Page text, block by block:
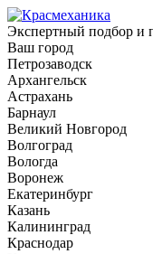
Экспертный подбор и
Ваш город
Петрозаводск
Архангельск
Астрахань
Барнаул
Великий Новгород
Волгоград
Вологда
Воронеж
Екатеринбург
Казань
Калининград
Краснодар